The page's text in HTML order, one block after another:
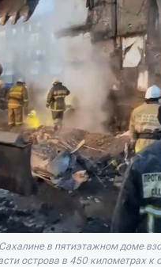
в пятиэтажном доме
острова в 450 километрах